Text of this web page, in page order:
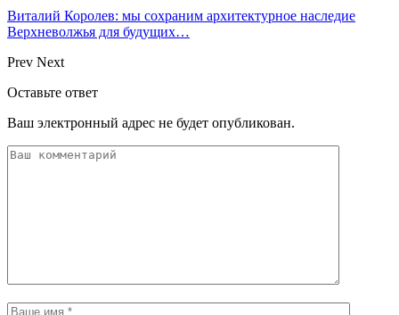
Виталий Королев: мы сохраним архитектурное наследие
Верхневолжья для будущих…
Prev Next
Оставьте ответ
Ваш электронный адрес не будет опубликован.